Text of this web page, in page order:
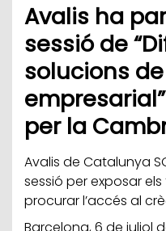
Avalis ha
sessió de
solucions
per la
Avalis de Catalunya
sessió per exposar
procurar l’accés al